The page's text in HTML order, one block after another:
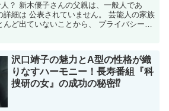
？ 新木優子さんの父親は、一般人であ
詳細は 公表されていません。 芸能人の家族
んど出ていないことから、 プライバシーを
沢口靖子の魅力とA型の性格が織
りなすハーモニー！長寿番組『科
捜研の女』の成功の秘密⁉